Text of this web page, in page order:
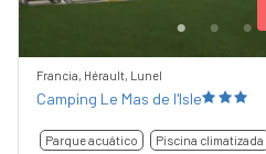
Francia, Hérault, Lunel
Camping Le Mas de l'Isle
Parque acuático Piscina climatizada